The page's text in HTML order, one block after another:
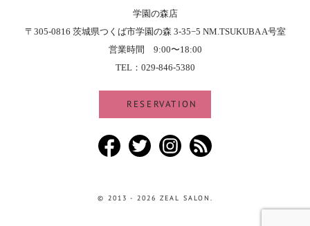
学園の森店
〒305-0816 茨城県つくば市学園の森 3-35−5 NM.TSUKUBA A号室
営業時間 9:00〜18:00
TEL：029-846-5380
RESERVATION
© 2013 - 2026 ZEAL SALON.